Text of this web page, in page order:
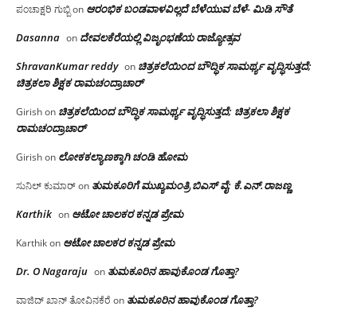
ಪಂಚಾಕ್ಷರಿ ಗುಬ್ಬಿon ಆರಂಭಿಕ ಬಂಡವಾಳವಿಲ್ಲದೆ ಬೆಳೆಯುವ ಬೆಳೆ- ಮಿಡಿ ಸೌತೆ
Dasanna on ದೇವಲಕೆರೆಯಲ್ಲಿ ವಿಜೃಂಭಣೆಯ ರಾಜ್ಯೋತ್ಸವ
ShravanKumar reddy on ಚಿತ್ರಕಲೆಯಿಂದ ಬೌದ್ಧಿಕ ಸಾಮರ್ಥ್ಯ ವೃದ್ಧಿಸುತ್ತದೆ;
ಚಿತ್ರಕಲಾ ಶಿಕ್ಷಕ ರಾಮಚಂದ್ರಾಚಾರ್
Girishon ಚಿತ್ರಕಲೆಯಿಂದ ಬೌದ್ಧಿಕ ಸಾಮರ್ಥ್ಯ ವೃದ್ಧಿಸುತ್ತದೆ; ಚಿತ್ರಕಲಾ ಶಿಕ್ಷಕ
ರಾಮಚಂದ್ರಾಚಾರ್
Girishon ಲೋಕಕಲ್ಯಾಣಕ್ಕಾಗಿ ಚಂಡಿ ಹೋಮ
ಸುನಿಲ್ ಕುಮಾರ್on ತುಮಕೂರಿಗೆ ಮುಖ್ಯಮಂತ್ರಿ ಬಿಎಸ್ ವೈ: ಕೆ.ಎನ್.ರಾಜಣ್ಣ
Karthik on ಆಟೋ ಚಾಲಕರ ಕನ್ನಡ ಪ್ರೇಮ
Karthikon ಆಟೋ ಚಾಲಕರ ಕನ್ನಡ ಪ್ರೇಮ
Dr. O Nagaraju on ತುಮಕೂರಿನ ಹಾವುಕೊಂಡ ಗೊತ್ತಾ?
ವಾಜಿದ್ ಖಾನ್ ತೋವಿನಕೆರೆ on ತುಮಕೂರಿನ ಹಾವುಕೊಂಡ ಗೊತ್ತಾ?